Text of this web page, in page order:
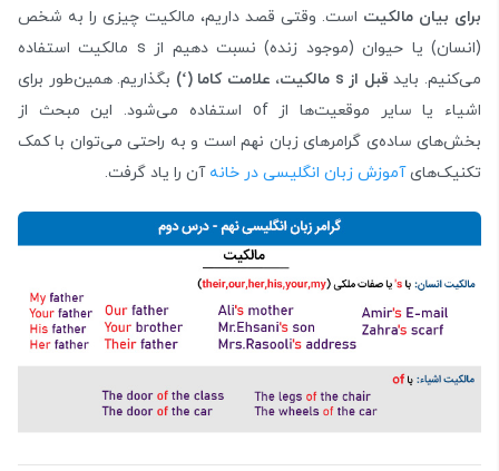
برای بیان مالکیت است. وقتی قصد داریم، مالکیت چیزی را به شخص
(انسان) یا حیوان (موجود زنده) نسبت دهیم از s مالکیت استفاده
می‌کنیم. باید قبل از s مالکیت، علامت کاما (‘
) بگذاریم. همین‌طور برای
اشیاء یا سایر موقعیت‌ها از of استفاده می‌شود. این مبحث از
بخش‌های ساده‌ی گرامرهای زبان نهم است و به راحتی می‌توان با کمک
تکنیک‌هایآموزش زبان انگلیسی در خانه آن‌ را یاد گرفت.